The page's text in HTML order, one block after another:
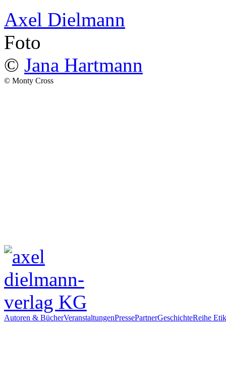
Axel Dielmann
Foto
© Jana Hartmann
© Monty Cross
Autoren & BücherVeranstaltungenPressePartnerGeschichteReihe